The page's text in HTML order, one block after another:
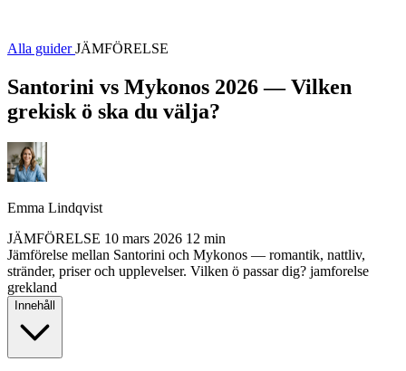
Alla guiderJÄMFÖRELSE
Santorini vs Mykonos 2026 — Vilken
grekisk ö ska du välja?
Emma Lindqvist
JÄMFÖRELSE 10 mars 2026 12 min
Jämförelse mellan Santorini och Mykonos — romantik, nattliv,
stränder, priser och upplevelser. Vilken ö passar dig? jamforelse
grekland
Innehåll